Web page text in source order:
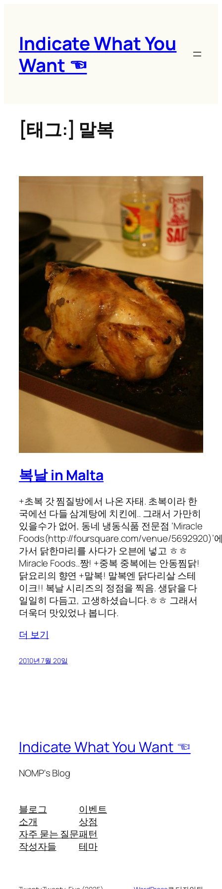
Indicate What You
Want ☜
[태그:] 말복
복날 in Malta
+초복 갓 찜질방에서 나온 자태. 초복이라 한
국에선 다들 삼계탕에 치킨에.. 그래서 가만히
있을수가 없어, 동네 냉동식품 전문점 ‘Miracle
Foods(http://foursquare.com/venue/5692920)’
가서 닭한마리를 사다가 오븐에 넣고 ㅎㅎ
Miracle Foods..짱! +중복 중복에는 안동찜닭!
닭요리의 향연 +말복! 말복엔 닭다리살 스테
이크!! 복날 시리즈의 정점을 찍음. 생닭을 다
일일히 다듬고, 고생하셨습니다.ㅎㅎ 그래서
더욱더 맛있었나 봅니다.
더 보기
2010년 7월 20일
Indicate What You Want ☜
NOMP's Blog
블로그
소개
자주 묻는 질문
작성자들
이벤트
상점
패턴
테마